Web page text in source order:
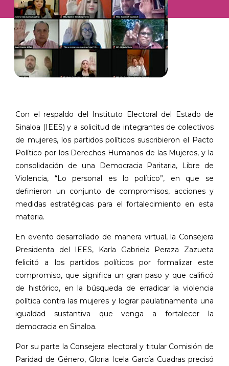
Con el respaldo del Instituto Electoral del Estado de
Sinaloa (IEES) y a solicitud de integrantes de colectivos
de mujeres, los partidos políticos suscribieron el Pacto
Político por los Derechos Humanos de las Mujeres, y la
consolidación de una Democracia Paritaria, Libre de
Violencia, “Lo personal es lo político”, en que se
definieron un conjunto de compromisos, acciones y
medidas estratégicas para el fortalecimiento en esta
materia.
En evento desarrollado de manera virtual, la Consejera
Presidenta del IEES, Karla Gabriela Peraza Zazueta
felicitó a los partidos políticos por formalizar este
compromiso, que significa un gran paso y que calificó
de histórico, en la búsqueda de erradicar la violencia
política contra las mujeres y lograr paulatinamente una
igualdad sustantiva que venga a fortalecer la
democracia en Sinaloa.
Por su parte la Consejera electoral y titular Comisión de
Paridad de Género, Gloria Icela García Cuadras precisó